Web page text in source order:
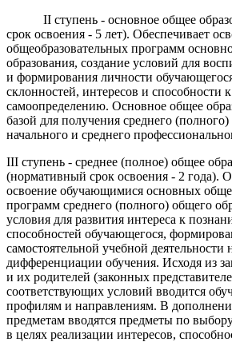
II ступень - основное общее
срок освоения - 5 лет). Обеспечивает
общеобразовательных программ
образования, создание условий для
и формирования личности
склонностей, интересов и способности
самоопределению. Основное общее
базой для получения среднего
начального и среднего
III ступень - среднее (полное) общее
(нормативный срок освоения - 2 года).
освоение обучающимися основных
программ среднего (полного) общего
условия для развития интереса к
способностей обучающегося,
самостоятельной учебной деятельности
дифференциации обучения. Исходя из
и их родителей (законных
соответствующих условий вводится
профилям и направлениям. В
предметам вводятся предметы по
в целях реализации интересов,